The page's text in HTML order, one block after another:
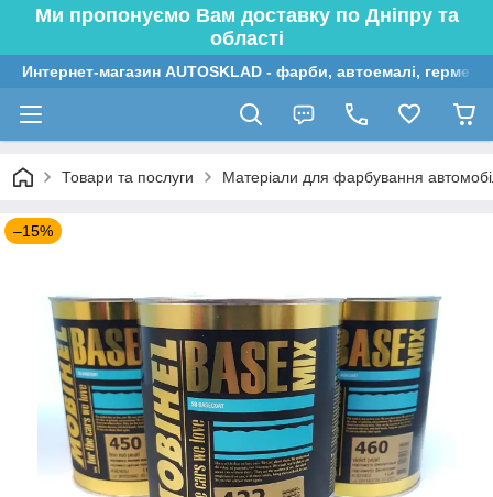
Ми пропонуємо Вам доставку по Дніпру та
області
Интернет-магазин AUTOSKLAD - фарби, автоемалі,
Товари та послуги Матеріали для фарбування
–15%